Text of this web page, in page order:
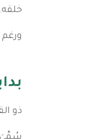
خلقه.
ذو